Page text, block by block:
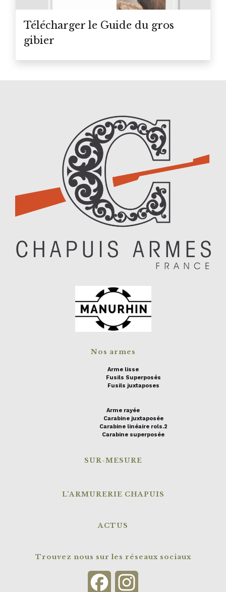
Télécharger le Guide du gros
gibier
Nos armes
Arme lisse
Fusils Superposés
Fusils juxtaposes
Arme rayée
Carabine juxtaposée
Carabine linéaire rols.2
Carabine superposée
SUR-MESURE
L’ARMURERIE CHAPUIS
ACTUS
Trouvez nous sur les réseaux sociaux
Facebook